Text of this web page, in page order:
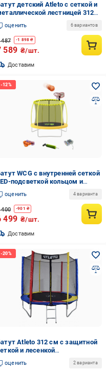
детский Atleto с сеткой и
лестницей 312
Черно-синий (21-76-
оценить 6 вариантов
487 -1 898 ₴
589 ₴/шт.
Доставим
WCG с внутренней сеткой
подсветкой кольцом и
до 100 кг 187 см (W-0603)
оценить 4 варианта
400 -901 ₴
499 ₴/шт.
Доставим
Atleto 312 см с защитной
и лесенкой
(29-76-21000133)
оценить 2 варианта